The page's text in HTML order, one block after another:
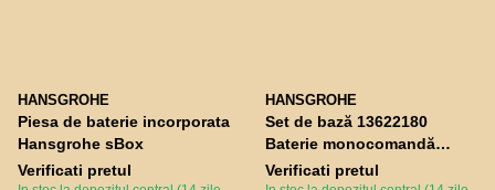
HANSGROHE
Piesa de baterie incorporata
Hansgrohe sBox
Verificati pretul
HANSGROHE
Set de bază 13622180
Baterie monocomandă
pentru chiuvetă Hansgrohe,
Verificati pretul